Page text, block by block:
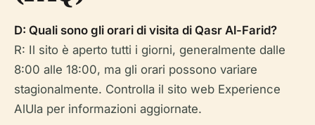
D: Quali sono gli orari di visita di Qasr Al-Farid?
R: Il sito è aperto tutti i giorni, generalmente dalle
8:00 alle 18:00, ma gli orari possono variare
stagionalmente. Controlla il sito web Experience
AlUla per informazioni aggiornate.